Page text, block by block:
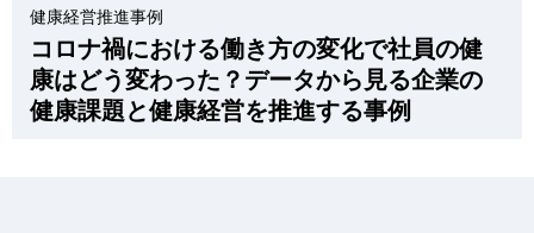
在
位
置
カ
ル
ナ
コロナ禍における働き方の変化で社員の健
康はどう変わった？データから見る企業の
健康課題と健康経営を推進する事例
健康経営推進事例